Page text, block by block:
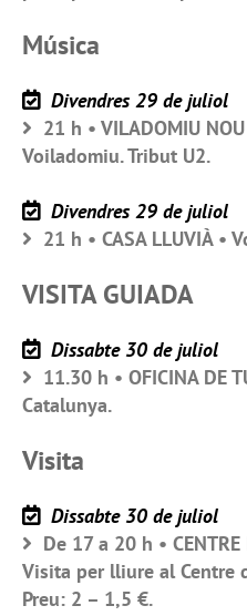
Música
Divendres 29 de juliol
21 h • VILADOMIU
Voiladomiu. Tribut U2.
Divendres 29 de juliol
21 h • CASA LLUVIÀ •
VISITA GUIADA
Dissabte 30 de juliol
11.30 h • OFICINA DE
Catalunya.
Visita
Dissabte 30 de juliol
De 17 a 20 h • CENTRE
Visita per lliure al Centre
Preu: 2 – 1,5 €.